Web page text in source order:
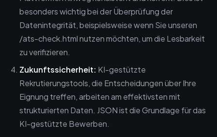
besonders wichtig bei der Überprüfung der
Datenintegrität, beispielsweise wenn Sie unseren
/ats-check.html nutzen möchten, um die Lesbarkeit
zu verifizieren.
Zukunftssicherheit: KI-gestützte
Rekrutierungstools, die Entscheidungen über Ihre
Eignung treffen, arbeiten am effektivsten mit
strukturierten Daten. JSON ist die Grundlage für das
KI-gestützte Bewerben.